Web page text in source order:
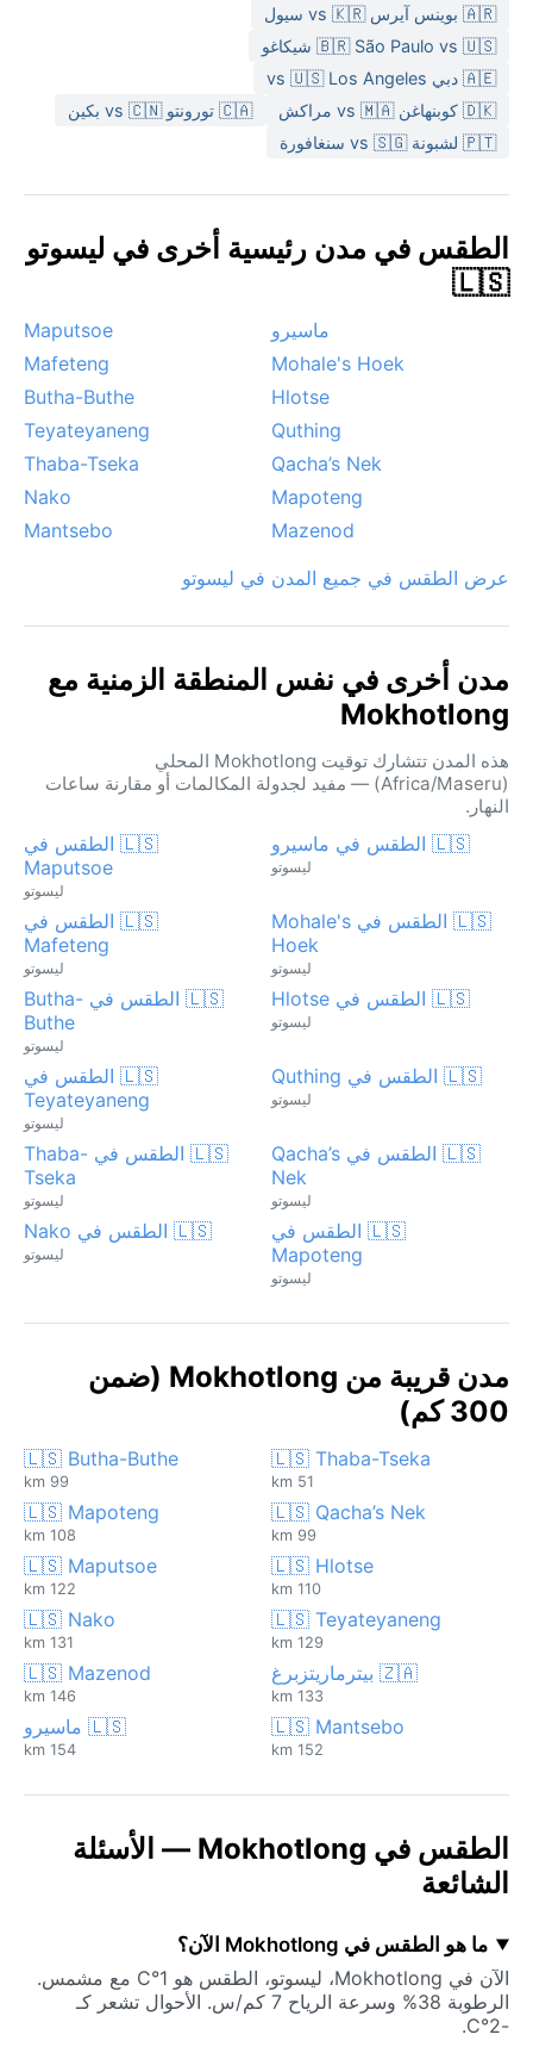
🇦🇷 بوينس آيرس vs 🇰🇷 سيول
🇧🇷 São Paulo vs 🇺🇸 شيكاغو
🇦🇪 دبي vs 🇺🇸 Los Angeles
🇩🇰 كوبنهاغن vs 🇲🇦 مراكش
🇨🇦 تورونتو vs 🇨🇳 بكين
🇵🇹 لشبونة vs 🇸🇬 سنغافورة
الطقس في مدن رئيسية أخرى في ليسوتو
🇱🇸
ماسيرو
Maputsoe
Mohale's Hoek
Mafeteng
Hlotse
Butha-Buthe
Quthing
Teyateyaneng
Qacha’s Nek
Thaba-Tseka
Mapoteng
Nako
Mazenod
Mantsebo
عرض الطقس في جميع المدن في ليسوتو
مدن أخرى في نفس المنطقة الزمنية مع
Mokhotlong
هذه المدن تتشارك توقيت Mokhotlong المحلي
(Africa/Maseru) — مفيد لجدولة المكالمات أو مقارنة ساعات
النهار.
🇱🇸 الطقس في ماسيرو
ليسوتو
🇱🇸 الطقس في
Maputsoe
ليسوتو
🇱🇸 الطقس في Mohale's
Hoek
ليسوتو
🇱🇸 الطقس في
Mafeteng
ليسوتو
🇱🇸 الطقس في Hlotse
ليسوتو
🇱🇸 الطقس في Butha-
Buthe
ليسوتو
🇱🇸 الطقس في Quthing
ليسوتو
🇱🇸 الطقس في
Teyateyaneng
ليسوتو
🇱🇸 الطقس في Qacha’s
Nek
ليسوتو
🇱🇸 الطقس في Thaba-
Tseka
ليسوتو
🇱🇸 الطقس في
Mapoteng
ليسوتو
🇱🇸 الطقس في Nako
ليسوتو
مدن قريبة من Mokhotlong (ضمن
300 كم)
🇱🇸 Thaba-Tseka
51 km
🇱🇸 Butha-Buthe
99 km
🇱🇸 Qacha’s Nek
99 km
🇱🇸 Mapoteng
108 km
🇱🇸 Hlotse
110 km
🇱🇸 Maputsoe
122 km
🇱🇸 Teyateyaneng
129 km
🇱🇸 Nako
131 km
🇿🇦 بيترماريتزبرغ
133 km
🇱🇸 Mazenod
146 km
🇱🇸 Mantsebo
152 km
🇱🇸 ماسيرو
154 km
الطقس في Mokhotlong — الأسئلة
الشائعة
ما هو الطقس في Mokhotlong الآن؟
الآن في Mokhotlong، ليسوتو، الطقس هو 1°C مع مشمس.
الرطوبة 38% وسرعة الرياح 7 كم/س. الأحوال تشعر كـ
-2°C.